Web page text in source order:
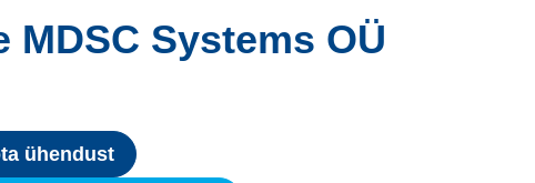
Systems OÜ
ühendust